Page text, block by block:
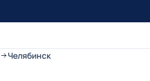
Челябинск